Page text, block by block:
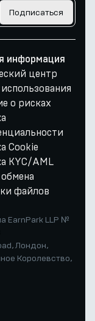
Подписаться
информация
центр
о рисках
Cookie
KYC/AML
файлов
EarnPark LLP №
Лондон,
Королевство,